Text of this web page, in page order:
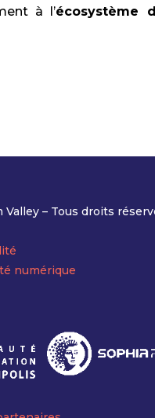
à l’écosystème
– Tous droits
numérique